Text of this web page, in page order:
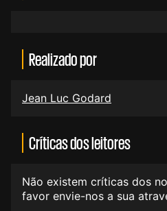
Realizado por
Jean Luc Godard
Críticas dos leitores
Não existem críticas dos
favor envie-nos a sua